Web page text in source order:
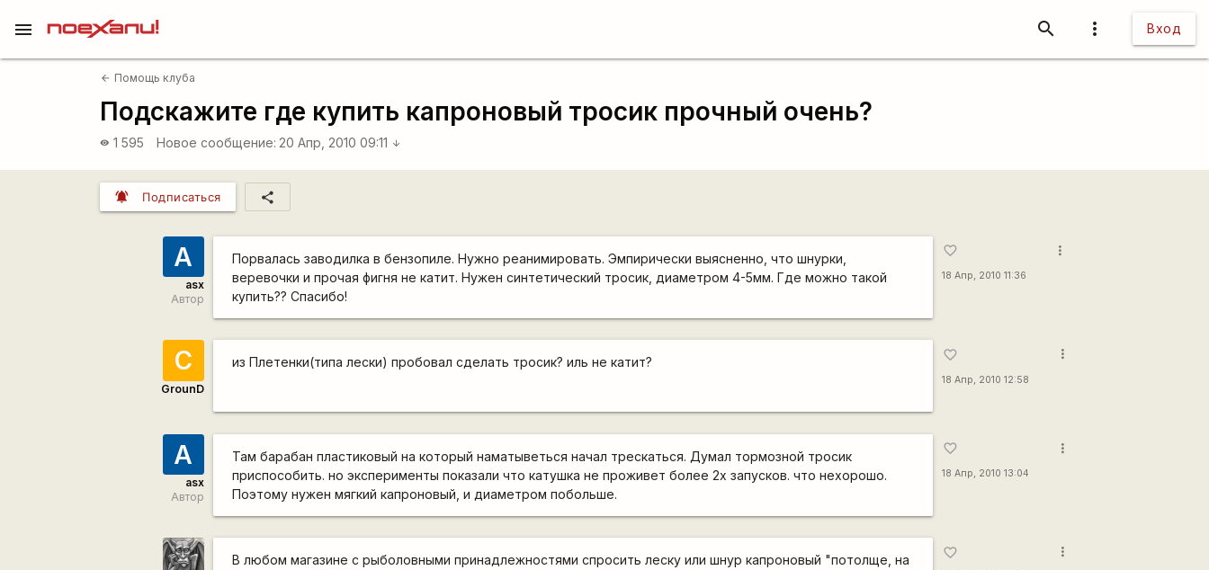
more_vert Вход
search
menu
arrow_back Помощь клуба
Подскажите где купить капроновый тросик прочный очень?
visibility 1 595 Новое сообщение: 20 Апр, 2010 09:11 arrow_downward
notifications_active Подписаться share
A
asx
Автор
Порвалась заводилка в бензопиле. Нужно реанимировать. Эмпирически выясненно, что шнурки,
веревочки и прочая фигня не катит. Нужен синтетический тросик, диаметром 4-5мм. Где можно такой
купить?? Спасибо!
favorite_border
18 Апр, 2010 11:36
more_vert
С
GrounD
из Плетенки(типа лески) пробовал сделать тросик? иль не катит?
favorite_border
18 Апр, 2010 12:58
more_vert
A
asx
Автор
Там барабан пластиковый на который наматыветься начал трескаться. Думал тормозной тросик
приспособить. но эксперименты показали что катушка не проживет более 2х запусков. что нехорошо.
Поэтому нужен мягкий капроновый, и диаметром побольше.
favorite_border
18 Апр, 2010 13:04
more_vert
В любом магазине с рыболовными принадлежностями спросить леску или шнур капроновый "потолще, на
favorite_border more_vert